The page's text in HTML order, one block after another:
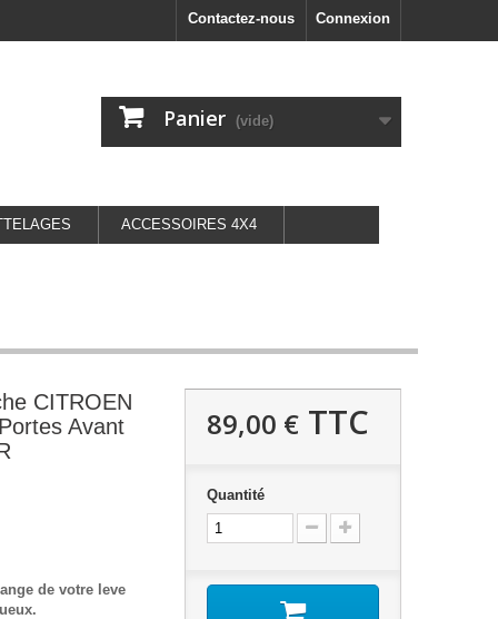
Connexion
Contactez-nous
Panier (vide)
ACCESSOIRES 4X4
CITROEN
Avant
de votre leve
89,00 €TTC
Quantité